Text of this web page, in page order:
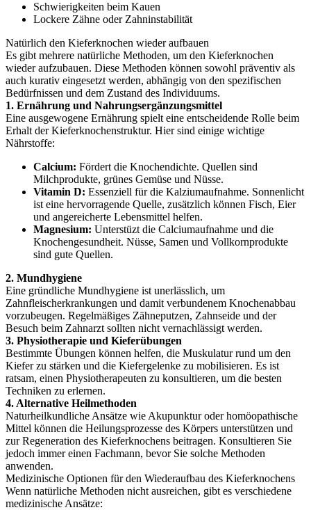
Schwierigkeiten beim Kauen
Lockere Zähne oder Zahninstabilität
Natürlich den Kieferknochen wieder aufbauen
Es gibt mehrere natürliche Methoden, um den Kieferknochen
wieder aufzubauen. Diese Methoden können sowohl präventiv als
auch kurativ eingesetzt werden, abhängig von den spezifischen
Bedürfnissen und dem Zustand des Individuums.
1. Ernährung und Nahrungsergänzungsmittel
Eine ausgewogene Ernährung spielt eine entscheidende Rolle beim
Erhalt der Kieferknochenstruktur. Hier sind einige wichtige
Nährstoffe:
Calcium: Fördert die Knochendichte. Quellen sind
Milchprodukte, grünes Gemüse und Nüsse.
Vitamin D: Essenziell für die Kalziumaufnahme. Sonnenlicht
ist eine hervorragende Quelle, zusätzlich können Fisch, Eier
und angereicherte Lebensmittel helfen.
Magnesium: Unterstüzt die Calciumaufnahme und die
Knochengesundheit. Nüsse, Samen und Vollkornprodukte
sind gute Quellen.
2. Mundhygiene
Eine gründliche Mundhygiene ist unerlässlich, um
Zahnfleischerkrankungen und damit verbundenem Knochenabbau
vorzubeugen. Regelmäßiges Zähneputzen, Zahnseide und der
Besuch beim Zahnarzt sollten nicht vernachlässigt werden.
3. Physiotherapie und Kieferübungen
Bestimmte Übungen können helfen, die Muskulatur rund um den
Kiefer zu stärken und die Kiefergelenke zu mobilisieren. Es ist
ratsam, einen Physiotherapeuten zu konsultieren, um die besten
Techniken zu erlernen.
4. Alternative Heilmethoden
Naturheilkundliche Ansätze wie Akupunktur oder homöopathische
Mittel können die Heilungsprozesse des Körpers unterstützen und
zur Regeneration des Kieferknochens beitragen. Konsultieren Sie
jedoch immer einen Fachmann, bevor Sie solche Methoden
anwenden.
Medizinische Optionen für den Wiederaufbau des Kieferknochens
Wenn natürliche Methoden nicht ausreichen, gibt es verschiedene
medizinische Ansätze: